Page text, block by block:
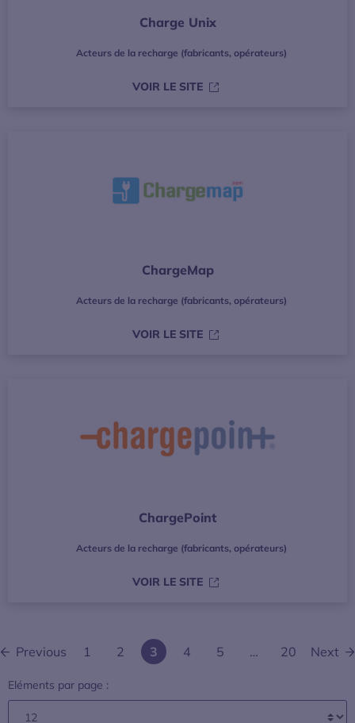
Charge Unix
Acteurs de la recharge (fabricants, opérateurs)
VOIR LE SITES’OUVRE DANS UNE
ChargeMap
Acteurs de la recharge (fabricants, opérateurs)
VOIR LE SITES’OUVRE DANS UNE
ChargePoint
Acteurs de la recharge (fabricants, opérateurs)
VOIR LE SITES’OUVRE DANS UNE
Previous 1 2 3 4 5 … 20 Next
Eléments par page :